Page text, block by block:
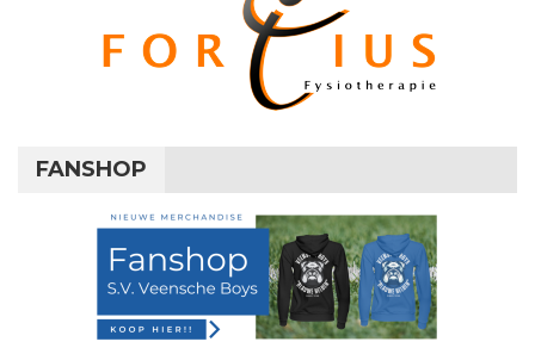
FANSHOP